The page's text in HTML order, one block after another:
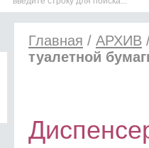
Главная / АРХИВ
туалетной